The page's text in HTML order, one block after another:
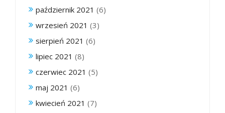
październik 2021 (6)
wrzesień 2021 (3)
sierpień 2021 (6)
lipiec 2021 (8)
czerwiec 2021 (5)
maj 2021 (6)
kwiecień 2021 (7)